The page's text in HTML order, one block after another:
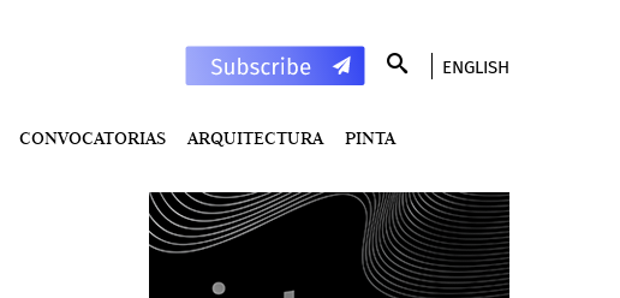
ENGLISH
CONVOCATORIAS ARQUITECTURA PINTA